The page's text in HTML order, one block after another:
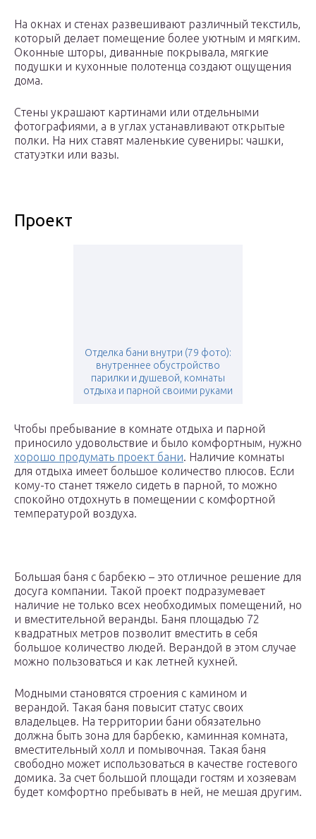
На окнах и стенах развешивают различный текстиль,
который делает помещение более уютным и мягким.
Оконные шторы, диванные покрывала, мягкие
подушки и кухонные полотенца создают ощущения
дома.
Стены украшают картинами или отдельными
фотографиями, а в углах устанавливают открытые
полки. На них ставят маленькие сувениры: чашки,
статуэтки или вазы.
Проект
Отделка бани внутри (79 фото):
внутреннее обустройство
парилки и душевой, комнаты
отдыха и парной своими руками
Чтобы пребывание в комнате отдыха и парной
приносило удовольствие и было комфортным, нужно
хорошо продумать проект бани. Наличие комнаты
для отдыха имеет большое количество плюсов. Если
кому-то станет тяжело сидеть в парной, то можно
спокойно отдохнуть в помещении с комфортной
температурой воздуха.
Большая баня с барбекю – это отличное решение для
досуга компании. Такой проект подразумевает
наличие не только всех необходимых помещений, но
и вместительной веранды. Баня площадью 72
квадратных метров позволит вместить в себя
большое количество людей. Верандой в этом случае
можно пользоваться и как летней кухней.
Модными становятся строения с камином и
верандой. Такая баня повысит статус своих
владельцев. На территории бани обязательно
должна быть зона для барбекю, каминная комната,
вместительный холл и помывочная. Такая баня
свободно может использоваться в качестве гостевого
домика. За счет большой площади гостям и хозяевам
будет комфортно пребывать в ней, не мешая другим.